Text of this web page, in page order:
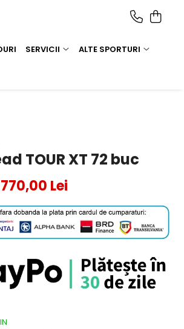
SERVICII ALTE SPORTURI
TOUR XT 72 buc
770,00 Lei